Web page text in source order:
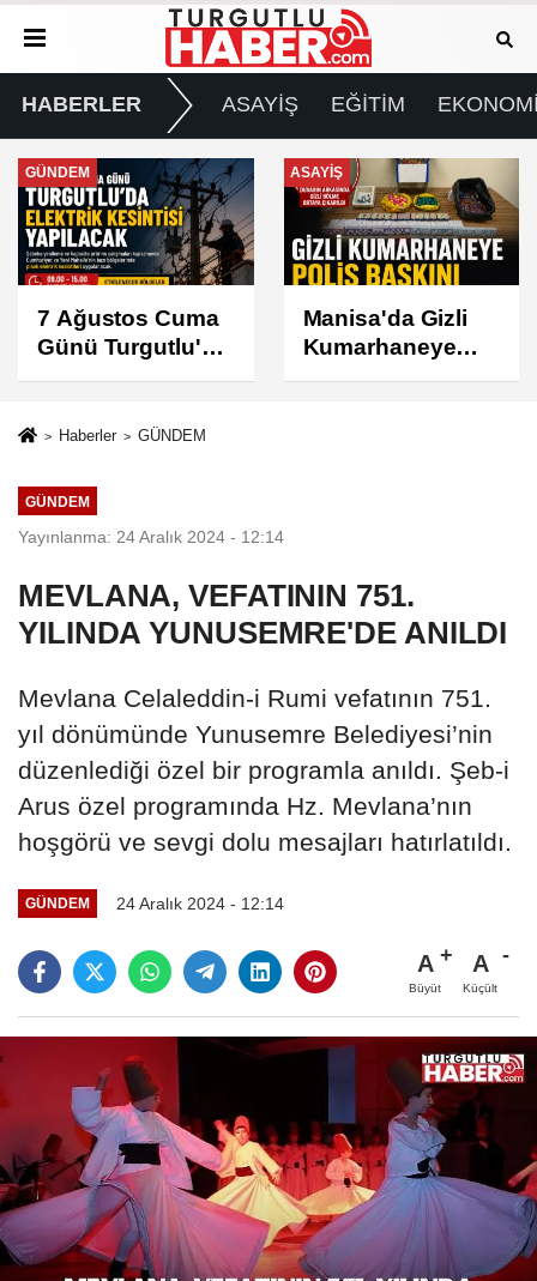
HABERLER ASAYİŞ EĞİTİM
ASAYİŞ
Manisa'da Gizli
Kumarhaneye
Polis Baskını
SPOR
Turgutlu
Belediyespor'un
Fikstürü Belli
Haberler GÜNDEM
GÜNDEM
Yayınlanma: 24 Aralık 2024 - 12:14
MEVLANA, VEFATININ 751.
YILINDA YUNUSEMRE'DE ANILDI
Mevlana Celaleddin-i Rumi vefatının 751.
yıl dönümünde Yunusemre Belediyesi’nin
düzenlediği özel bir programla anıldı. Şeb-i
Arus özel programında Hz. Mevlana’nın
hoşgörü ve sevgi dolu mesajları hatırlatıldı.
GÜNDEM 24 Aralık 2024 - 12:14
A
Büyüt
A
Küçült